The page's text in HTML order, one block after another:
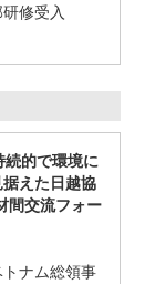
修受入
的で環境に
えた日越協
間交流フォー
ナム総領事